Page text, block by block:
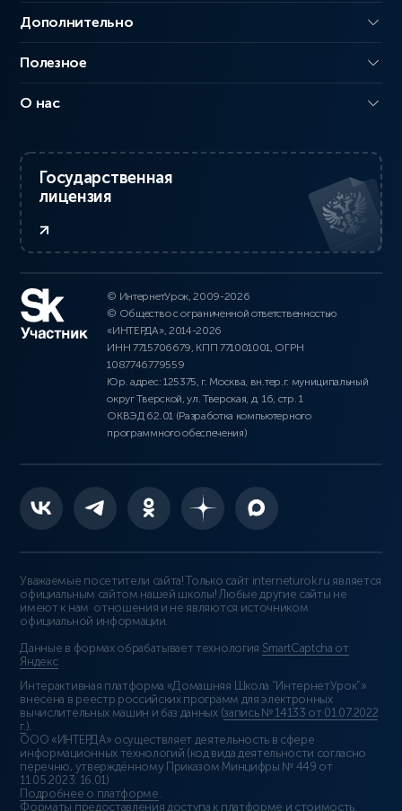
Дополнительно
Полезное
О нас
Государственная
лицензия
© ИнтернетУрок, 2009-2026
© Общество с ограниченной ответственностью
«ИНТЕРДА», 2014-2026
ИНН 7715706679, КПП 771001001, ОГРН
1087746779559
Юр. адрес: 125375, г. Москва, вн.тер.г. муниципальный
округ Тверской, ул. Тверская, д. 16, стр. 1
ОКВЭД 62.01 (Разработка компьютерного
программного обеспечения)
Уважаемые посетители сайта! Только сайт interneturok.ru является
официальным сайтом нашей школы! Любые другие сайты не
имеют к нам отношения и не являются источником
официальной информации.
Данные в формах обрабатывает технология SmartCaptcha от
Яндекс
Интерактивная платформа «Домашняя Школа “ИнтернетУрок”»
внесена в реестр российских программ для электронных
вычислительных машин и баз данных (запись № 14133 от 01.07.2022
г.).
ООО «ИНТЕРДА» осуществляет деятельность в сфере
информационных технологий (код вида деятельности согласно
перечню, утверждённому Приказом Минцифры № 449 от
11.05.2023: 16.01)
Подробнее о платформе.
Форматы предоставления доступа к платформе и стоимость.